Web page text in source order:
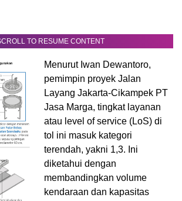
TO RESUME CONTENT
Menurut Iwan Dewantoro,
pemimpin proyek Jalan
Layang Jakarta-Cikampek PT
Jasa Marga, tingkat layanan
atau level of service (LoS) di
tol ini masuk kategori
terendah, yakni 1,3. Ini
diketahui dengan
membandingkan volume
kendaraan dan kapasitas